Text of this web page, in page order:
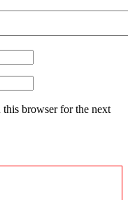
this browser for the next